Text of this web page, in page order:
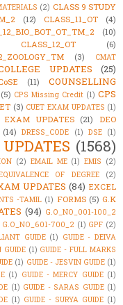
(2) CLASS 9 STUDY
(12) CLASS_11_OT
(4)
(10)
CLASS_12_OT
(6)
(3)
CMAT
UPDATES (25)
(11)
COUNSELLING
(5) CPS Missing Credit (1) CPS
(3) CUET EXAM UPDATES (1)
EXAM UPDATES (21)
DEO
(14) DRESS_CODE (1) DSE (1)
(1568)
(2) EMAIL ME (1) EMIS (2)
OF DEGREE (2)
UPDATES (84) EXCEL
-TAMIL (1) FORMS (5) G.K
(94) G.O_NO_001-100_2
G.O_NO_601-700_2 (1) GPF (2)
GUIDE (1) GUIDE - DEIVA
GUIDE (1) GUIDE - FULL MARKS
(1) GUIDE - JESVIN GUIDE (1)
(1) GUIDE - MERCY GUIDE (1)
(1) GUIDE - SARAS GUIDE (1)
(1) GUIDE - SURYA GUIDE (1)